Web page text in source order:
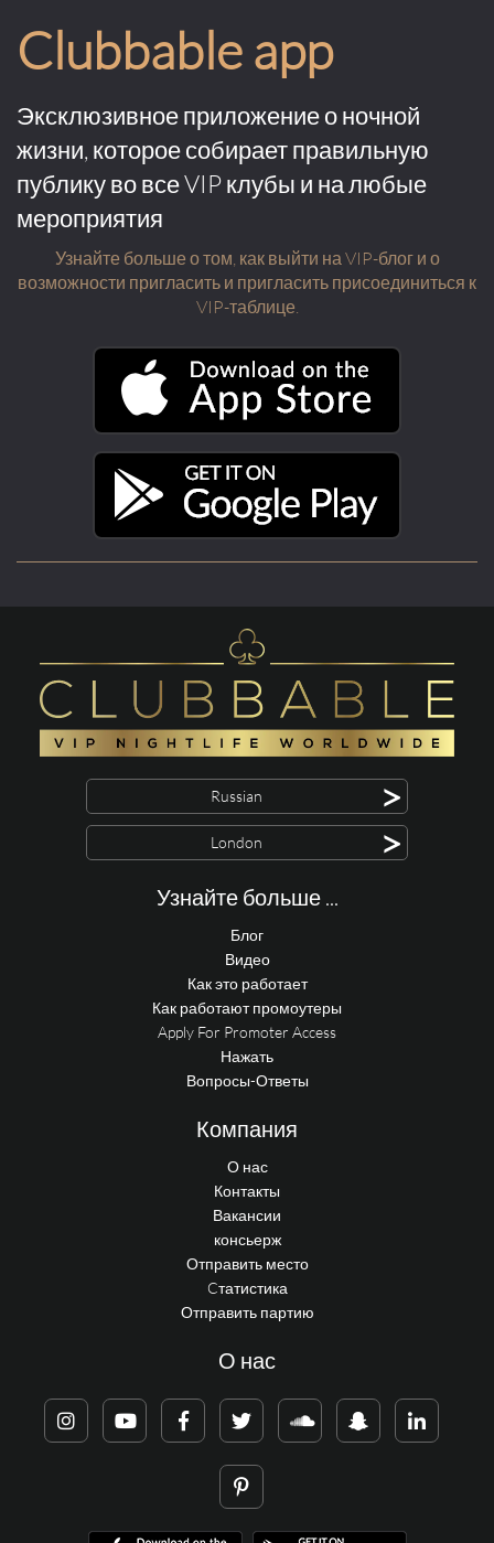
Clubbable app
Эксклюзивное приложение о ночной
жизни, которое собирает правильную
публику во все VIP клубы и на любые
мероприятия
Узнайте больше о том, как выйти на VIP-блог и о
возможности пригласить и пригласить присоединиться к
VIP-таблице.
Russian >
London >
Узнайте больше ...
Блог
Видео
Как это работает
Как работают промоутеры
Apply For Promoter Access
Нажать
Вопросы-Ответы
Компания
О нас
Контакты
Вакансии
консьерж
Отправить место
Cтатистика
Отправить партию
О нас